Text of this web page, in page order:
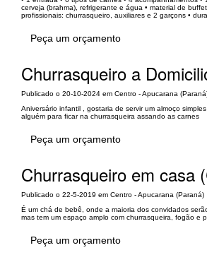
cerveja (brahma), refrigerante e água • material de
profissionais: churrasqueiro, auxiliares e 2 garçons •
Peça um orçamento
Churrasqueiro a
Publicado o 20-10-2024 em Centro - Apucarana
Aniversário infantil , gostaria de servir um almoço
alguém para ficar na churrasqueira assando as carnes
Peça um orçamento
Churrasqueiro em casa
Publicado o 22-5-2019 em Centro - Apucarana (Paraná)
É um chá de bebê, onde a maioria dos convidados
mas tem um espaço amplo com churrasqueira, fogão e
Peça um orçamento